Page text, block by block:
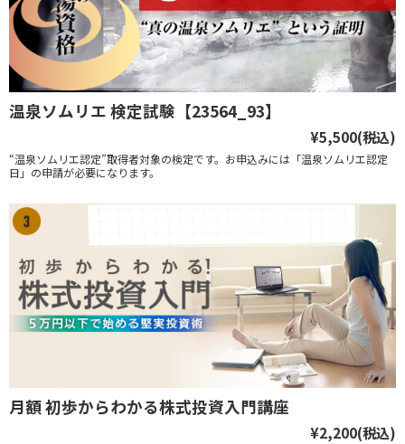
温泉ソムリエ 検定試験【23564_93】
¥5,500(税込)
“温泉ソムリエ認定”取得者対象の検定です。お申込みには「温泉ソムリエ認定
日」の申請が必要になります。
月額 初歩からわかる株式投資入門講座
¥2,200(税込)